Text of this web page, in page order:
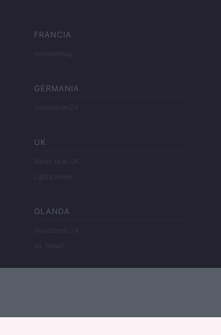
FRANCIA
InvestirMag
GERMANIA
Investieren24
UK
News Hub UK
Lgbtq News
OLANDA
Investeren 24
NL Newz